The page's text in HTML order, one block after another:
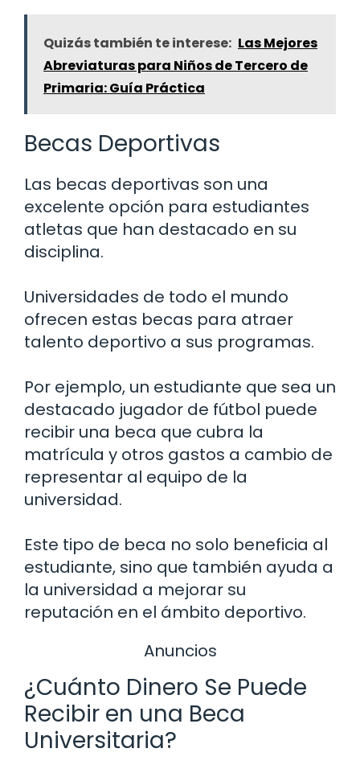
Quizás también te interese: Las Mejores
Abreviaturas para Niños de Tercero de
Primaria: Guía Práctica
Becas Deportivas
Las becas deportivas son una
excelente opción para estudiantes
atletas que han destacado en su
disciplina.
Universidades de todo el mundo
ofrecen estas becas para atraer
talento deportivo a sus programas.
Por ejemplo, un estudiante que sea un
destacado jugador de fútbol puede
recibir una beca que cubra la
matrícula y otros gastos a cambio de
representar al equipo de la
universidad.
Este tipo de beca no solo beneficia al
estudiante, sino que también ayuda a
la universidad a mejorar su
reputación en el ámbito deportivo.
Anuncios
¿Cuánto Dinero Se Puede
Recibir en una Beca
Universitaria?